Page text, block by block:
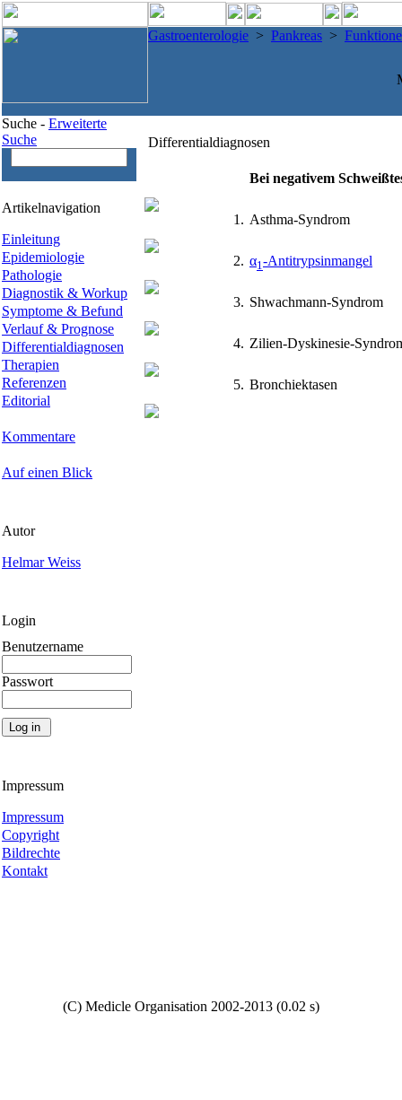
Gastroenterologie > Pankreas >
Suche - Erweiterte
Suche
Artikelnavigation
Einleitung
Epidemiologie
Pathologie
Diagnostik & Workup
Symptome & Befund
Verlauf & Prognose
Differentialdiagnosen
Therapien
Referenzen
Editorial
Kommentare
Auf einen Blick
Autor
Helmar Weiss
Login
Benutzername
Passwort
Impressum
Impressum
Copyright
Bildrechte
Kontakt
Differentialdiagnosen
Bei negativem
1. Asthma-Syndrom
2. α1-Antitrypsinmangel
3. Shwachmann-Syndrom
4. Zilien-Dyskinesie-
5. Bronchiektasen
(C) Medicle Organisation 2002-2013 (0.02 s)